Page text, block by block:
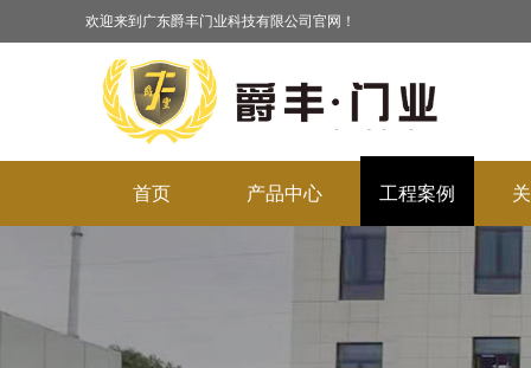
欢迎来到广东爵丰门业科技有限公司官网！
首页 产品中心 工程案例